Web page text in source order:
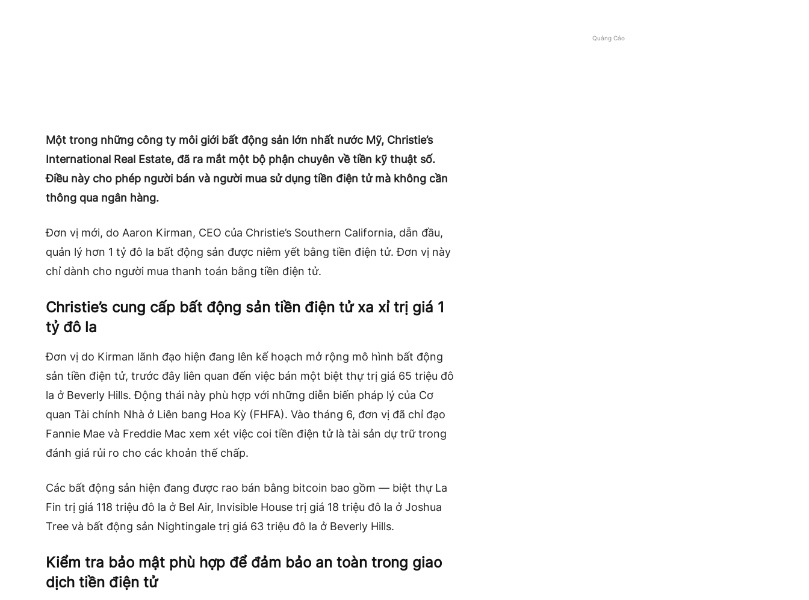
Một trong những công ty môi giới bất động sản lớn nhất nước Mỹ, Christie’s
International Real Estate, đã ra mắt một bộ phận chuyên về tiền kỹ thuật số.
Điều này cho phép người bán và người mua sử dụng tiền điện tử mà không cần
thông qua ngân hàng.
Đơn vị mới, do Aaron Kirman, CEO của Christie’s Southern California, dẫn đầu,
quản lý hơn 1 tỷ đô la bất động sản được niêm yết bằng tiền điện tử. Đơn vị này
chỉ dành cho người mua thanh toán bằng tiền điện tử.
Christie’s cung cấp bất động sản tiền điện tử xa xỉ trị giá 1
tỷ đô la
Đơn vị do Kirman lãnh đạo hiện đang lên kế hoạch mở rộng mô hình bất động
sản tiền điện tử, trước đây liên quan đến việc bán một biệt thự trị giá 65 triệu đô
la ở Beverly Hills. Động thái này phù hợp với những diễn biến pháp lý của Cơ
quan Tài chính Nhà ở Liên bang Hoa Kỳ (FHFA). Vào tháng 6, đơn vị đã chỉ đạo
Fannie Mae và Freddie Mac xem xét việc coi tiền điện tử là tài sản dự trữ trong
đánh giá rủi ro cho các khoản thế chấp.
Các bất động sản hiện đang được rao bán bằng bitcoin bao gồm — biệt thự La
Fin trị giá 118 triệu đô la ở Bel Air, Invisible House trị giá 18 triệu đô la ở Joshua
Tree và bất động sản Nightingale trị giá 63 triệu đô la ở Beverly Hills.
Kiểm tra bảo mật phù hợp để đảm bảo an toàn trong giao
dịch tiền điện tử
Quảng Cáo